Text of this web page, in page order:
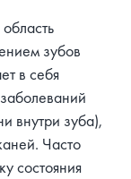
зубов
в себя
внутри зуба),
Часто
состояния